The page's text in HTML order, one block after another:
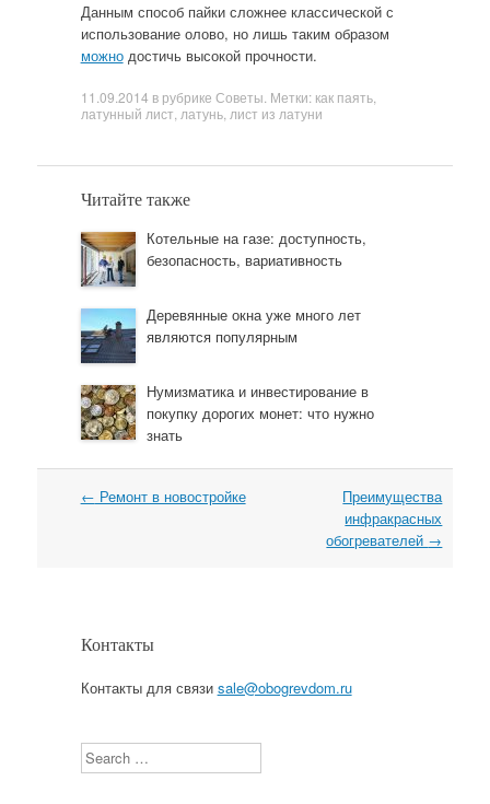
Данным способ пайки сложнее классической с
использование олово, но лишь таким образом
можнодостичь высокой прочности.
11.09.2014 в рубрике Советы . Метки: как паять,
латунный лист латунь, лист из латуни
Читайте также
Котельные на газе: доступность,
безопасность, вариативность
Деревянные окна уже много лет
являются популярным
Нумизматика и инвестирование в
покупку дорогих монет: что нужно
знать
Навигация
← Ремонт в новостройке
Преимущества
инфракрасных
обогревателей →
Контакты
Контакты для связи sale@obogrevdom.ru
Search